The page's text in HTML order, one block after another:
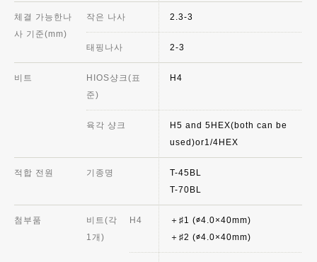
체결 가능한나
사 기준(mm)
작은 나사
태핑나사
비트
HIOS샹크(표
준)
육각 샹크
적합 전원 기종명
첨부품
비트(각
1개)
H4
2.3-3
2-3
H4
H5 and 5HEX(both can be
used)or1/4HEX
T-45BL
T-70BL
＋♯1 (∅4.0×40mm)
＋♯2 (∅4.0×40mm)